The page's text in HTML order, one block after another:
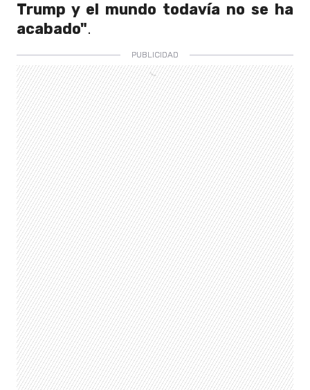
Trump y el mundo todavía no se ha
acabado".